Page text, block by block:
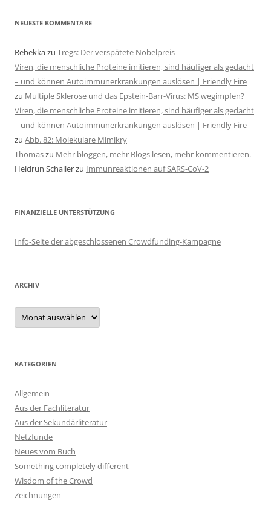
NEUESTE KOMMENTARE
Rebekkazu Tregs: Der verspätete Nobelpreis
Viren, die menschliche Proteine imitieren, sind häufiger als gedacht
– und können Autoimmunerkrankungen auslösen | Friendly Fire
zu Multiple Sklerose und das Epstein-Barr-Virus: MS wegimpfen?
Viren, die menschliche Proteine imitieren, sind häufiger als gedacht
– und können Autoimmunerkrankungen auslösen | Friendly Fire
zu Abb. 82: Molekulare Mimikry
Thomaszu Mehr bloggen, mehr Blogs lesen, mehr kommentieren.
Heidrun Schallerzu Immunreaktionen auf SARS-CoV-2
FINANZIELLE UNTERSTÜTZUNG
Info-Seite der abgeschlossenen Crowdfunding-Kampagne
ARCHIV
Archiv
KATEGORIEN
Allgemein
Aus der Fachliteratur
Aus der Sekundärliteratur
Netzfunde
Neues vom Buch
Something completely different
Wisdom of the Crowd
Zeichnungen